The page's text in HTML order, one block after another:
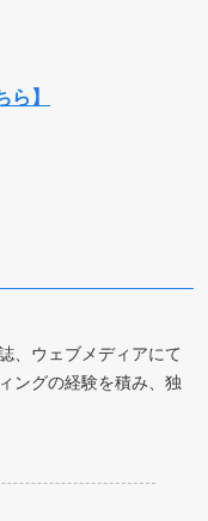
ら】
、ウェブメディアにて
ングの経験を積み、独